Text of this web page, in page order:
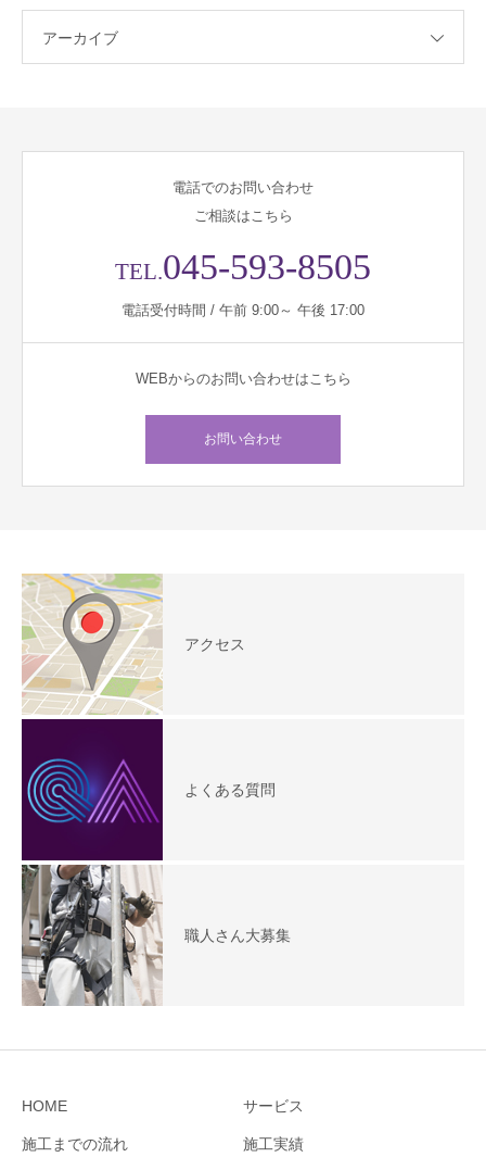
アーカイブ
電話でのお問い合わせ
ご相談はこちら
TEL.045-593-8505
電話受付時間 / 午前 9:00～ 午後 17:00
WEBからのお問い合わせはこちら
お問い合わせ
アクセス
よくある質問
職人さん大募集
HOME サービス
施工までの流れ 施工実績